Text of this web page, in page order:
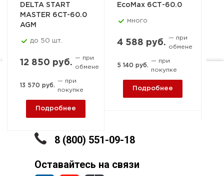
DELTA START
MASTER 6CT-60.0
AGM
до 50 шт.
12 850 руб.
— при
обмене
13 570 руб.
— при
покупке
Подробнее
EcoMax 6СТ-60.0
много
4 588 руб.
— при
обмене
5 140 руб.
— при
покупке
Подробнее
Ростов-на-Дону, пер. 1-й
Машиностроительный, 15-
А
8 (800) 551-09-18
Оставайтесь на связи